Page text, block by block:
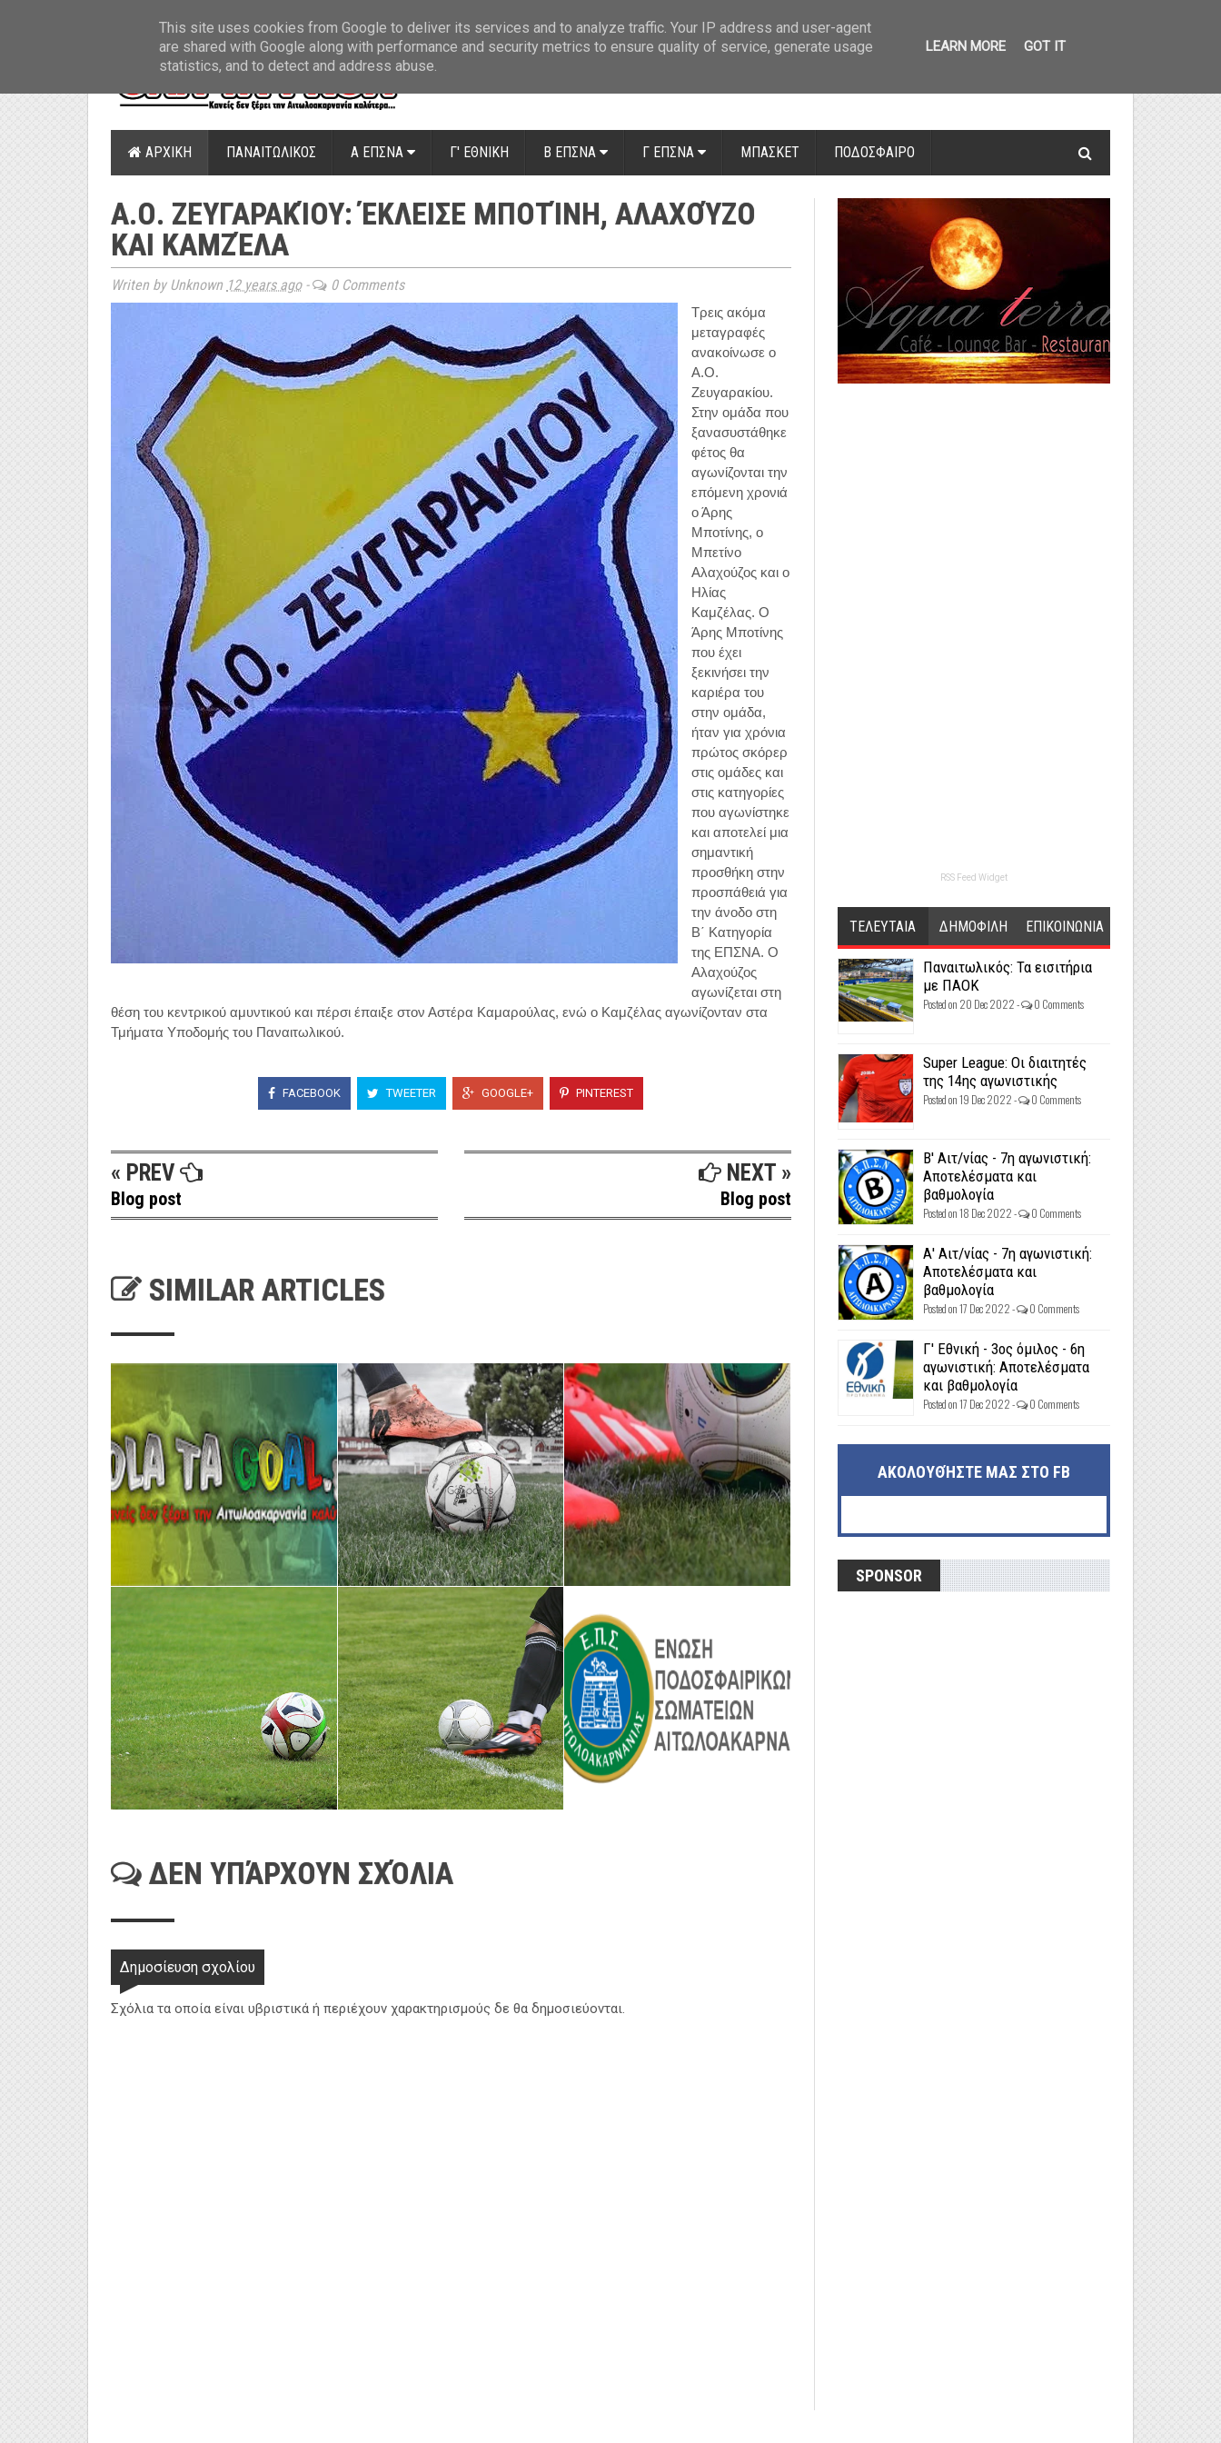
ΑΡΧΙΚΗ ΠΑΝΑΙΤΩΛΙΚΟΣ Α ΕΠΣΝΑ Γ' ΕΘΝΙΚΗ Β ΕΠΣΝΑ Γ ΕΠΣΝΑ ΜΠΑΣΚΕΤ ΠΟΔΟΣΦΑΙΡΟ
Α.Ο. ΖΕΥΓΑΡΑΚΊΟΥ: ΈΚΛΕΙΣΕ ΜΠΟΤΊΝΗ, ΑΛΑΧΟΎΖΟ
ΚΑΙ ΚΑΜΖΈΛΑ
Writen by Unknown 12 years ago- 0 Comments
Τρεις ακόμα
μεταγραφές
ανακοίνωσε ο
Α.Ο.
Ζευγαρακίου.
Στην ομάδα που
ξανασυστάθηκε
φέτος θα
αγωνίζονται την
επόμενη χρονιά
ο Άρης
Μποτίνης, ο
Μπετίνο
Αλαχούζος και ο
Ηλίας
Καμζέλας. Ο
Άρης Μποτίνης
που έχει
ξεκινήσει την
καριέρα του
στην ομάδα,
ήταν για χρόνια
πρώτος σκόρερ
στις ομάδες και
στις κατηγορίες
που αγωνίστηκε
και αποτελεί μια
σημαντική
προσθήκη στην
προσπάθειά για
την άνοδο στη
Β΄ Κατηγορία
της ΕΠΣΝΑ. Ο
Αλαχούζος
αγωνίζεται στη
θέση του κεντρικού αμυντικού και πέρσι έπαιξε στον Αστέρα Καμαρούλας, ενώ ο Καμζέλας αγωνίζονταν στα
Τμήματα Υποδομής του Παναιτωλικού.
FACEBOOK TWEETER GOOGLE+ PINTEREST
« PREV
Blog post
NEXT »
Blog post
SIMILAR ARTICLES
ΔΕΝ ΥΠΆΡΧΟΥΝ ΣΧΌΛΙΑ
Δημοσίευση σχολίου
Σχόλια τα οποία είναι υβριστικά ή περιέχουν χαρακτηρισμούς δε θα δημοσιεύονται.
RSS Feed Widget
ΤΕΛΕΥΤΑΙΑ ΔΗΜΟΦΙΛΗ ΕΠΙΚΟΙΝΩΝΙΑ
Παναιτωλικός: Τα εισιτήρια
με ΠΑΟΚ
Posted on 20 Dec 2022 - 0 Comments
Super League: Οι διαιτητές
της 14ης αγωνιστικής
Posted on 19 Dec 2022 - 0 Comments
Β' Αιτ/νίας - 7η αγωνιστική:
Αποτελέσματα και
βαθμολογία
Posted on 18 Dec 2022 - 0 Comments
Α' Αιτ/νίας - 7η αγωνιστική:
Αποτελέσματα και
βαθμολογία
Posted on 17 Dec 2022 - 0 Comments
Γ' Εθνική - 3ος όμιλος - 6η
αγωνιστική: Αποτελέσματα
και βαθμολογία
Posted on 17 Dec 2022 - 0 Comments
ΑΚΟΛΟΥΘΉΣΤΕ ΜΑΣ ΣΤΟ FB
SPONSOR
This site uses cookies from Google to deliver its services and to analyze traffic. Your IP address and user-agent
are shared with Google along with performance and security metrics to ensure quality of service, generate usage
statistics, and to detect and address abuse.
LEARN MORE GOT IT